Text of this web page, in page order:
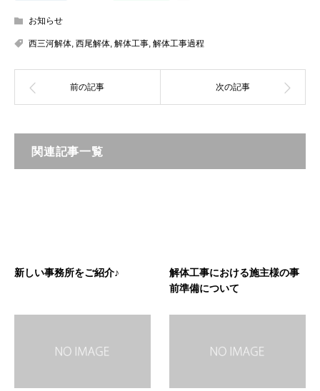
お知らせ
西三河解体, 西尾解体, 解体工事, 解体工事過程
関連記事一覧
新しい事務所をご紹介♪
解体工事における施主様の事
前準備について